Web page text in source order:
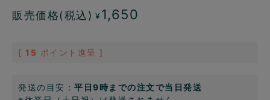
販売価格(税込) ¥ 1,650
[ 15 ポイント進呈 ]
発送の目安： 平日9時までの注文で当日発送